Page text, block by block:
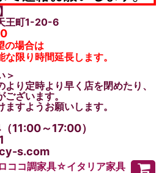
王町1-20-6
の場合は
限り時間延長します。
＞
り定時より早く店を閉めたり、
ざいます。
すようお願いします。
～17:00）
s.com
ココ調家具☆イタリア家具